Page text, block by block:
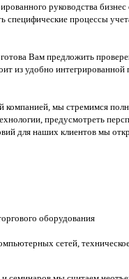
руководства бизнес
специфические процессы
Вам предложить
из удобно
мы стремимся
предусмотреть
для наших клиентов мы
оборудования
сетей,